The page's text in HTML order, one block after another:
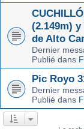
(2.149m)
de Alto
Dernier
Publié dans
Pic Royo
Dernier
Publié dans